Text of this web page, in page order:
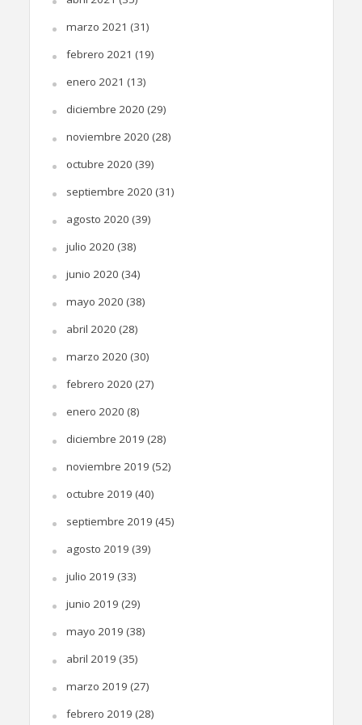
marzo 2021 (31)
febrero 2021 (19)
enero 2021 (13)
diciembre 2020 (29)
noviembre 2020 (28)
octubre 2020 (39)
septiembre 2020 (31)
agosto 2020 (39)
julio 2020 (38)
junio 2020 (34)
mayo 2020 (38)
abril 2020 (28)
marzo 2020 (30)
febrero 2020 (27)
enero 2020 (8)
diciembre 2019 (28)
noviembre 2019 (52)
octubre 2019 (40)
septiembre 2019 (45)
agosto 2019 (39)
julio 2019 (33)
junio 2019 (29)
mayo 2019 (38)
abril 2019 (35)
marzo 2019 (27)
febrero 2019 (28)